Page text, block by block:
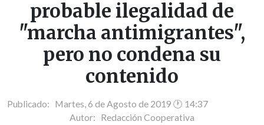
probable ilegalidad de
"marcha antimigrantes",
pero no condena su
contenido
Publicado: Martes, 6 de Agosto de 2019 🕐 14:37
Autor: Redacción Cooperativa